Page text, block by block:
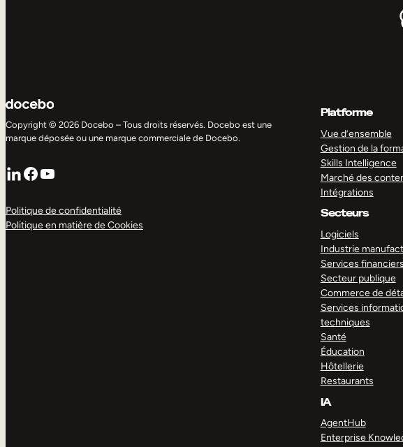
Copyright © 2026 Docebo – Tous droits réservés. Docebo est une
marque déposée ou une marque commerciale de Docebo.
LinkedIn
Facebook
YouTube
Politique de confidentialité
Politique en matière de Cookies
Platforme
Vue d’ensemble
Gestion de la
Skills Intelligence
Marché des
Intégrations
Secteurs
Logiciels
Industrie
Services financiers
Secteur publique
Commerce de
Services
techniques
Santé
Éducation
Hôtellerie
Restaurants
IA
AgentHub
Enterprise